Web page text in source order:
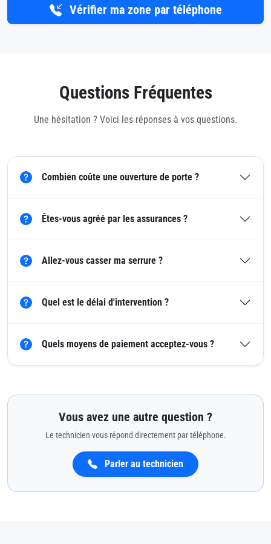
Vérifier ma zone par téléphone
Questions Fréquentes
Une hésitation ? Voici les réponses à vos questions.
Combien coûte une ouverture de porte ?
Êtes-vous agréé par les assurances ?
Allez-vous casser ma serrure ?
Quel est le délai d'intervention ?
Quels moyens de paiement acceptez-vous ?
Vous avez une autre question ?
Le technicien vous répond directement par téléphone.
Parler au technicien